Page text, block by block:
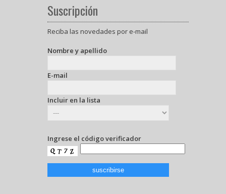
Suscripción
Reciba las novedades por e-mail
Nombre y apellido
E-mail
Incluir en la lista
Ingrese el código verificador